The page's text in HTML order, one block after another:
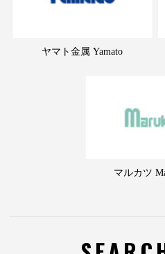
ヤマト金属 Yamato
マルカツ